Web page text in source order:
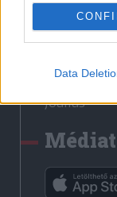
Data
Erdélyi
Főtér
Rádió
Jóállás